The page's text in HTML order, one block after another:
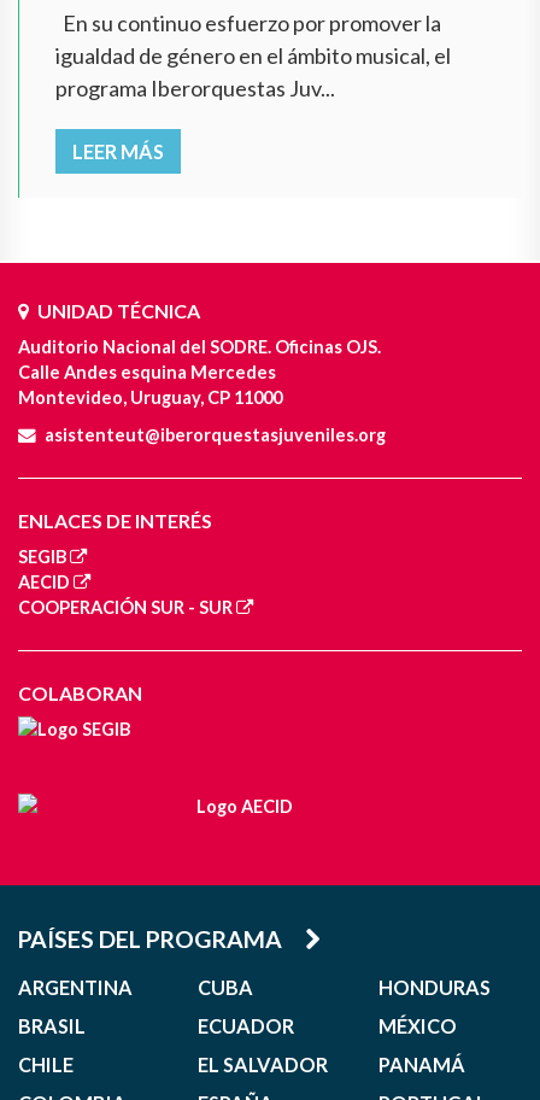
En su continuo esfuerzo por promover la
igualdad de género en el ámbito musical, el
programa Iberorquestas Juv...
LEER MÁS
UNIDAD TÉCNICA
Auditorio Nacional del SODRE. Oficinas OJS.
Calle Andes esquina Mercedes
Montevideo, Uruguay, CP 11000
asistenteut@iberorquestasjuveniles.org
ENLACES DE INTERÉS
SEGIB
AECID
COOPERACIÓN SUR - SUR
COLABORAN
PAÍSES DEL PROGRAMA
ARGENTINA
BRASIL
CHILE
CUBA
ECUADOR
EL SALVADOR
HONDURAS
MÉXICO
PANAMÁ